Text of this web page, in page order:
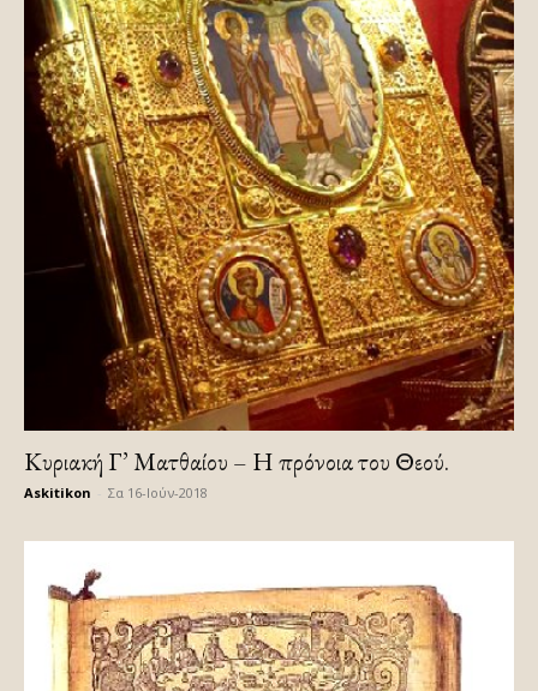
Κυριακή Γ’ Ματθαίου – Η πρόνοια του Θεού.
Askitikon Σα 16-Ιούν-2018